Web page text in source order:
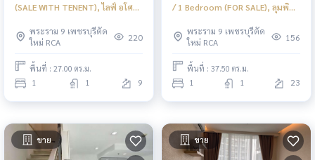
(SALE WITH TENENT), ไลฟ์ อโศก
JSMN046
พระราม 9 เพชรบุรีตัด
ใหม่ RCA
220
พื้นที่ : 27.00 ตร.ม.
1 1 9
/ 1 Bedroom (FOR SALE), ลุมพินี
นอน (ขาย) JSMN313
พระราม 9 เพชรบุรีตัด
ใหม่ RCA
156
พื้นที่ : 37.50 ตร.ม.
1 1 23
ขาย ขาย